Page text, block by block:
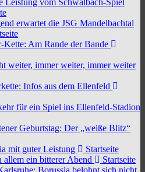
Leistung vom Schwalbach-Spiel
erwartet die JSG Mandelbachtal
Kette: Am Rande der Bande
weiter, immer weiter, immer weiter
Infos aus dem Ellenfeld
für ein Spiel ins Ellenfeld-Stadion
Geburtstag: Der „weiße Blitz“
mit guter Leistung
Startseite
allem ein bitterer Abend
Startseite
Borussia belohnt sich nicht